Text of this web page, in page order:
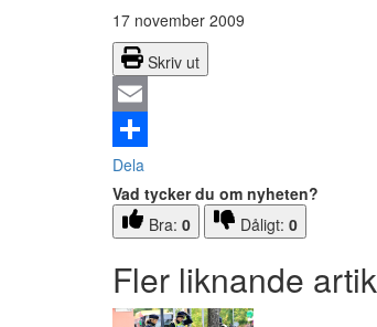
17 november 2009
Skriv ut
Email
Dela
Vad tycker du om nyheten?
Bra: 0 Dåligt: 0
Fler liknande